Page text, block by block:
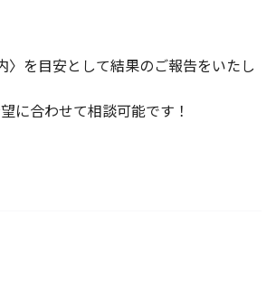
〉を目安として結果のご報告をいたし
に合わせて相談可能です！